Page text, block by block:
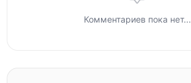
Комментариев пока нет...